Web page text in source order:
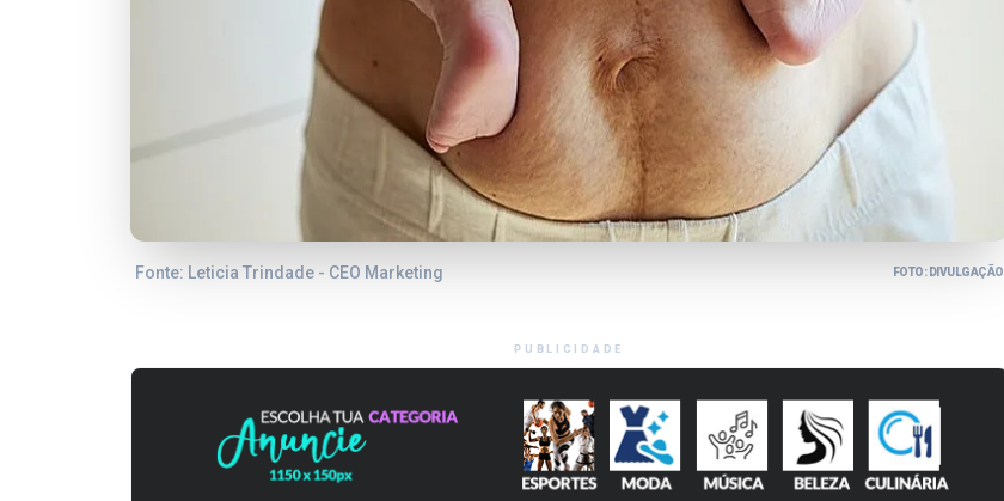
Fonte: Leticia Trindade - CEO Marketing FOTO: DIVULGAÇÃO
PUBLICIDADE